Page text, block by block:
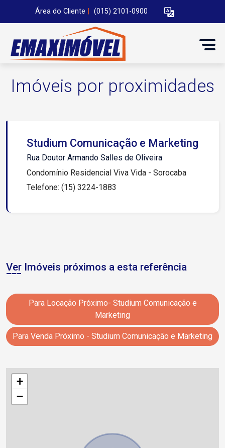
Área do Cliente (015) 2101-0900
Imóveis por proximidades
Studium Comunicação e Marketing
Rua Doutor Armando Salles de Oliveira
Condomínio Residencial Viva Vida - Sorocaba
Telefone: (15) 3224-1883
Ver Imóveis próximos a esta referência
Para Locação Próximo- Studium Comunicação e
Marketing
Para Venda Próximo - Studium Comunicação e Marketing
+
−